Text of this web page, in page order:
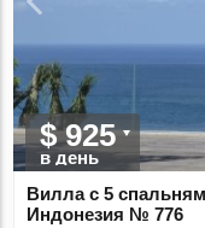
$ 925
в день
Вилла с 5
Индонезия № 776